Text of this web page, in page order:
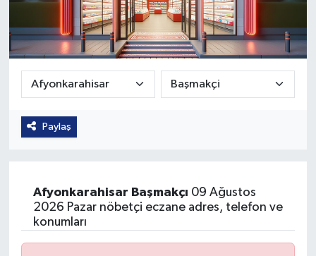
Paylaş
Afyonkarahisar Başmakçı 09 Ağustos
2026 Pazar nöbetçi eczane adres, telefon ve
konumları
Güvenlik
Kültür-Sanat
Magazin
Özel Haber
Sağlık
Siyaset